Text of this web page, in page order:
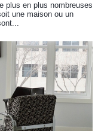
plus en plus nombreuses
une maison ou un